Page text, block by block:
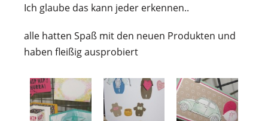
Ich glaube das kann jeder erkennen..
alle hatten Spaß mit den neuen Produkten und
haben fleißig ausprobiert